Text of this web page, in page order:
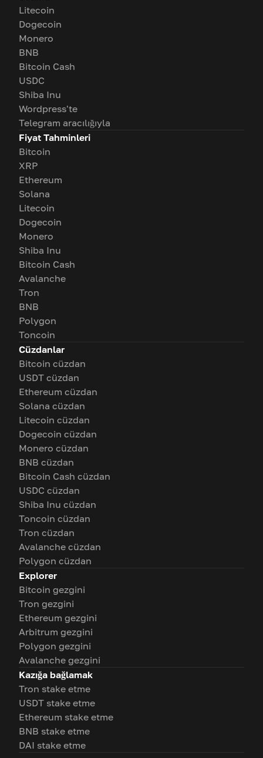
Litecoin
Dogecoin
Monero
BNB
Bitcoin Cash
USDC
Shiba Inu
Wordpress'te
Telegram aracılığıyla
Fiyat Tahminleri
Bitcoin
XRP
Ethereum
Solana
Litecoin
Dogecoin
Monero
Shiba Inu
Bitcoin Cash
Avalanche
Tron
BNB
Polygon
Toncoin
Cüzdanlar
Bitcoin cüzdan
USDT cüzdan
Ethereum cüzdan
Solana cüzdan
Litecoin cüzdan
Dogecoin cüzdan
Monero cüzdan
BNB cüzdan
Bitcoin Cash cüzdan
USDC cüzdan
Shiba Inu cüzdan
Toncoin cüzdan
Tron cüzdan
Avalanche cüzdan
Polygon cüzdan
Explorer
Bitcoin gezgini
Tron gezgini
Ethereum gezgini
Arbitrum gezgini
Polygon gezgini
Avalanche gezgini
Kazığa bağlamak
Tron stake etme
USDT stake etme
Ethereum stake etme
BNB stake etme
DAI stake etme